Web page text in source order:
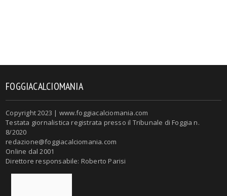
FOGGIACALCIOMANIA
Copyright 2023 | www.foggiacalciomania.com
Testata giornalistica registrata presso il Tribunale di Foggia n.
8/2020
redazione@foggiacalciomania.com
Online dal 2001
Direttore responsabile: Roberto Parisi